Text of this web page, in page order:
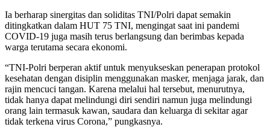
Ia berharap sinergitas dan soliditas TNI/Polri dapat semakin
ditingkatkan dalam HUT 75 TNI, mengingat saat ini pandemi
COVID-19 juga masih terus berlangsung dan berimbas kepada
warga terutama secara ekonomi.
“TNI-Polri berperan aktif untuk menyukseskan penerapan protokol
kesehatan dengan disiplin menggunakan masker, menjaga jarak, dan
rajin mencuci tangan. Karena melalui hal tersebut, menurutnya,
tidak hanya dapat melindungi diri sendiri namun juga melindungi
orang lain termasuk kawan, saudara dan keluarga di sekitar agar
tidak terkena virus Corona,” pungkasnya.